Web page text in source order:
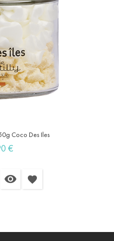
Coco Des Iles
€
 favorite